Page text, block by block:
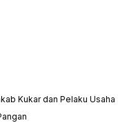
Kukar dan Pelaku Usaha